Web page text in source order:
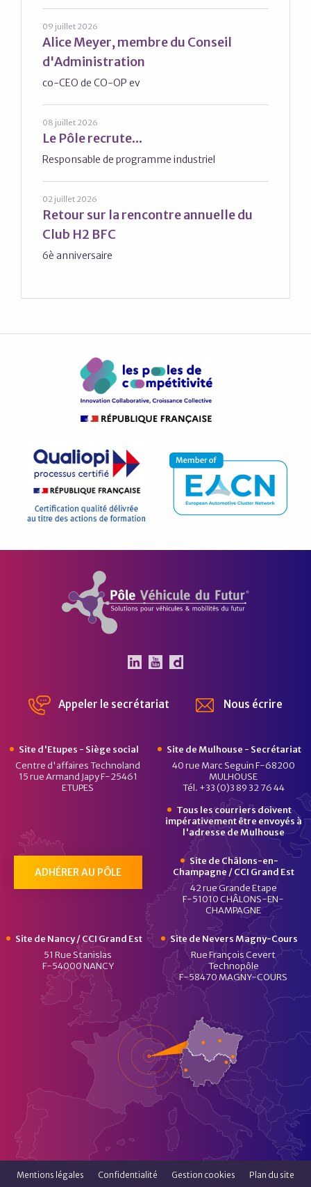
09 juillet 2026
Alice Meyer, membre du Conseil
d'Administration
co-CEO de CO-OP ev
08 juillet 2026
Le Pôle recrute...
Responsable de programme industriel
02 juillet 2026
Retour sur la rencontre annuelle du
Club H2 BFC
6è anniversaire
Pôle Véhicule du Futur
Appeler le secrétariat Nous écrire
Site d'Etupes - Siège social
Centre d'affaires Technoland
15 rue Armand Japy F-25461
ETUPES
Site de Mulhouse - Secrétariat
40 rue Marc Seguin F-68200
MULHOUSE
Tél. +33 (0)3 89 32 76 44
Tous les courriers doivent
impérativement être envoyés à
l'adresse de Mulhouse
ADHÉRER AU PÔLE
Site de Châlons-en-
Champagne / CCI Grand Est
42 rue Grande Etape
F-51010 CHÂLONS-EN-
CHAMPAGNE
Site de Nancy / CCI Grand Est
51 Rue Stanislas
F-54000 NANCY
Site de Nevers Magny-Cours
Rue François Cevert
Technopôle
F-58470 MAGNY-COURS
Mentions légales Confidentialité Gestion cookies Plan du site